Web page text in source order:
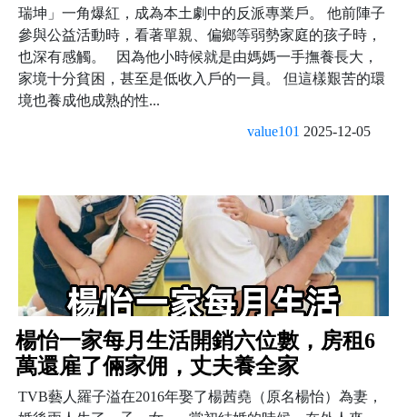
瑞坤」一角爆紅，成為本土劇中的反派專業戶。 他前陣子
參與公益活動時，看著單親、偏鄉等弱勢家庭的孩子時，
也深有感觸。 因為他小時候就是由媽媽一手撫養長大，
家境十分貧困，甚至是低收入戶的一員。 但這樣艱苦的環
境也養成他成熟的性...
value101 2025-12-05
楊怡一家每月生活開銷六位數，房租6
萬還雇了倆家佣，丈夫養全家
TVB藝人羅子溢在2016年娶了楊茜堯（原名楊怡）為妻，